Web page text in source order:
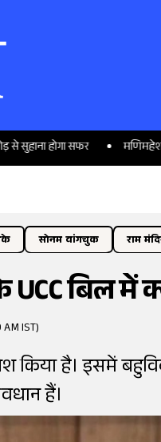
सफर मणिमहेश यात्रा पर
सोनम वांगचुक राम
बिल में
IST)
किया है। इसमें
हैं।